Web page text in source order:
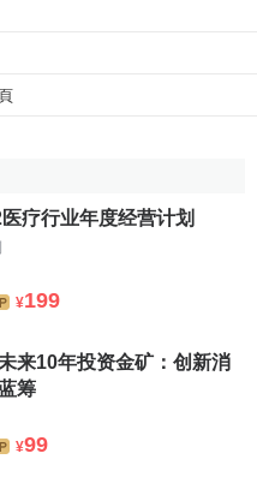
費用的具體支付辦法，主
構直接將醫療費用支付
報銷的方式。通常先由
、藥房或醫院繳納
些國家的社會保險機構
這些設施一般由領取薪金
受保人提供
疗行业年度经营计划
¥199
来10年投资金矿：创新消
筹
¥99